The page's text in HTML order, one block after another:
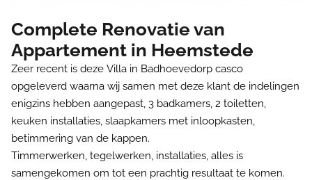
Complete Renovatie van
Appartement in Heemstede
Zeer recent is deze Villa in Badhoevedorp casco
opgeleverd waarna wij samen met deze klant de indelingen
enigzins hebben aangepast, 3 badkamers, 2 toiletten,
keuken installaties, slaapkamers met inloopkasten,
betimmering van de kappen.
Timmerwerken, tegelwerken, installaties, alles is
samengekomen om tot een prachtig resultaat te komen.